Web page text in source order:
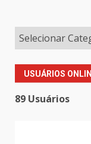
posts
USUÁRIOS
89 Usuários